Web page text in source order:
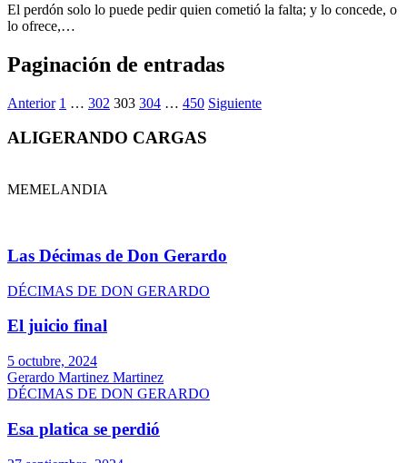
El perdón solo lo puede pedir quien cometió la falta; y lo concede, o
lo ofrece,…
Paginación de entradas
Anterior 1 … 302 303 304 … 450 Siguiente
ALIGERANDO CARGAS
MEMELANDIA
Las Décimas de Don Gerardo
DÉCIMAS DE DON GERARDO
El juicio final
5 octubre, 2024
Gerardo Martinez Martinez
DÉCIMAS DE DON GERARDO
Esa platica se perdió